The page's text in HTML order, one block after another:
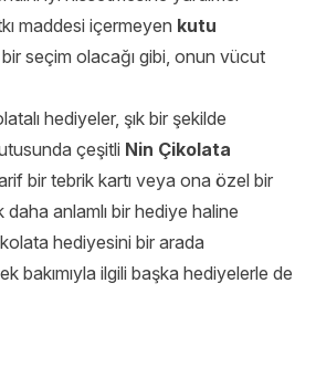
maddesi içermeyen kutu
bir seçim olacağı gibi, onun vücut
hediyeler, şık bir şekilde
çeşitli Nin Çikolata
bir tebrik kartı veya ona özel bir
anlamlı bir hediye haline
hediyesini bir arada
bakımıyla ilgili başka hediyelerle de